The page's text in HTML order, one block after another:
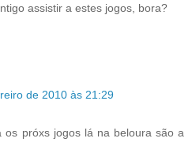
assistir a estes jogos, bora?
de 2010 às 21:29
os próxs jogos lá na beloura são a